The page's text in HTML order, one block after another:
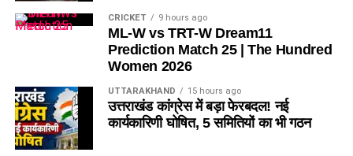
Mitchell Owen
Rehan Ahmed
Nathan Ellis
Brydon Carse
CRICKET 9 hours ago
ML-W vs TRT-W Dream11
Prediction Match 25 | The Hundred
Women 2026
UTTARAKHAND 15 hours ago
उत्तराखंड कांग्रेस में बड़ा फेरबदल! नई
कार्यकारिणी घोषित, 5 समितियों का भी गठन